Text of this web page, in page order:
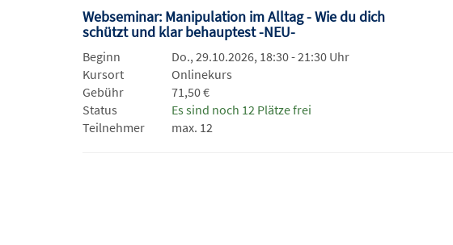
Webseminar: Manipulation im Alltag - Wie du dich
schützt und klar behauptest -NEU-
Beginn
Do., 29.10.2026, 18:30 - 21:30 Uhr
Kursort
Onlinekurs
Gebühr
71,50 €
Status
Es sind noch 12 Plätze frei
Teilnehmer
max. 12